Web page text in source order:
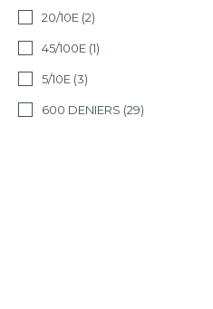
20/10E (2)
45/100E (1)
5/10E (3)
600 DENIERS (29)